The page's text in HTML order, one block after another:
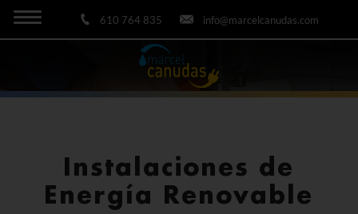
610 764 835 info@marcelcanudas.com
Instalaciones de
Energía Renovable